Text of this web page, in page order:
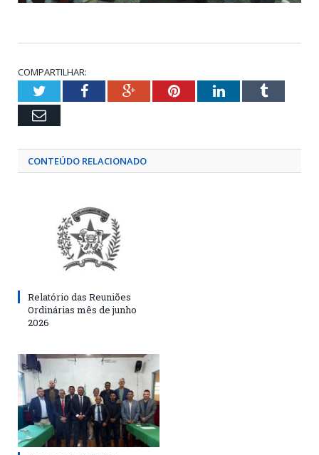
COMPARTILHAR:
TwitterFacebookGoogle+PinterestLinkedInTumblr
Email
CONTEÚDO RELACIONADO
Relatório das Reuniões
Ordinárias mês de junho
2026